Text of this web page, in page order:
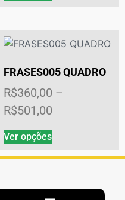
FRASES005 QUADRO
R$360,00 –
R$501,00
Ver opções